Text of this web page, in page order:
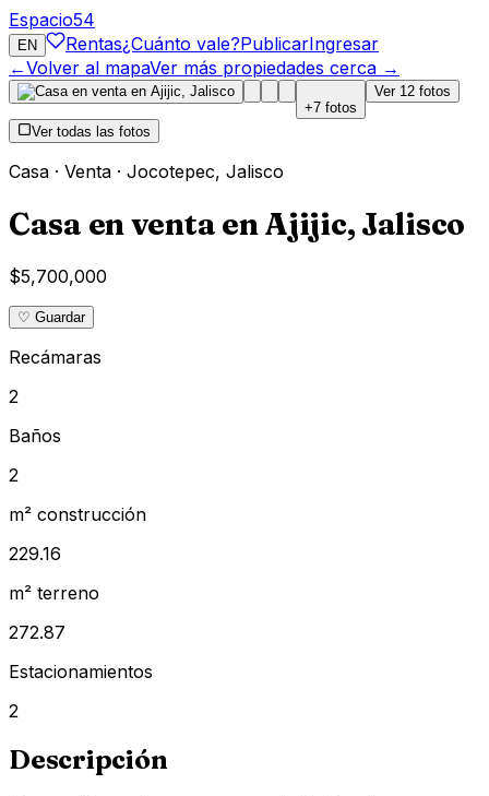
Espacio54
EN Rentas¿Cuánto vale?PublicarIngresar
←Volver al mapaVer más propiedades cerca →
+7 fotos
Ver 12 fotos
Ver todas las fotos
Casa · Venta · Jocotepec, Jalisco
Casa en venta en Ajijic, Jalisco
$5,700,000
♡ Guardar
Recámaras
2
Baños
2
m² construcción
229.16
m² terreno
272.87
Estacionamientos
2
Descripción